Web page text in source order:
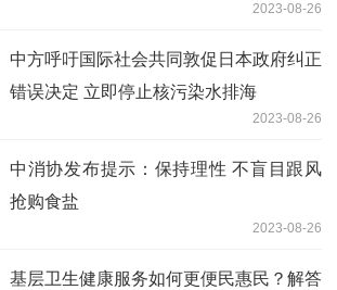
2023-08-26
中方呼吁国际社会共同敦促日本政府纠正
错误决定 立即停止核污染水排海
2023-08-26
中消协发布提示：保持理性 不盲目跟风
抢购食盐
2023-08-26
基层卫生健康服务如何更便民惠民？解答